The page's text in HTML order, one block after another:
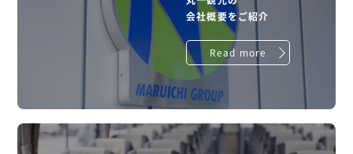
会社概要をご紹介
Read more